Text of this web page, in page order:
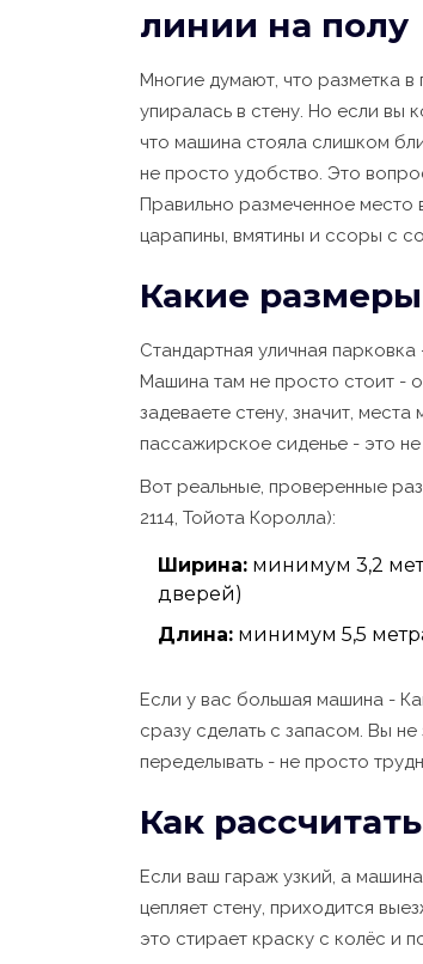
линии на полу
Многие думают, что разметка
упиралась в стену. Но если вы
что машина стояла слишком
не просто удобство. Это
Правильно размеченное
царапины, вмятины и ссоры с
Какие
Стандартная уличная
Машина там не просто стоит -
задеваете стену, значит,
пассажирское сиденье - это
Вот реальные, проверенные
2114, Тойота Королла):
Ширина: минимум 3,2
дверей)
Длина: минимум 5,5
Если у вас большая машина -
сразу сделать с запасом. Вы
переделывать - не просто
Как
Если ваш гараж узкий, а
цепляет стену, приходится
это стирает краску с колёс и